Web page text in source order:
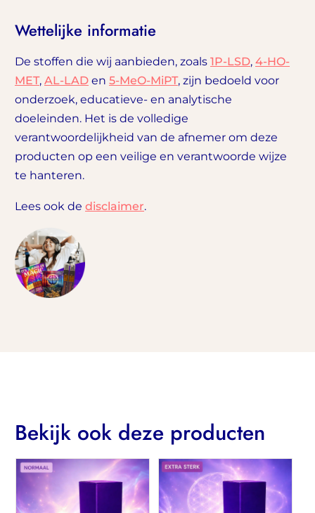
Wettelijke informatie
De stoffen die wij aanbieden, zoals 1P-LSD, 4-HO-
MET, AL-LAD en 5-MeO-MiPT, zijn bedoeld voor
onderzoek, educatieve- en analytische
doeleinden. Het is de volledige
verantwoordelijkheid van de afnemer om deze
producten op een veilige en verantwoorde wijze
te hanteren.
Lees ook de disclaimer.
Bekijk ook deze producten